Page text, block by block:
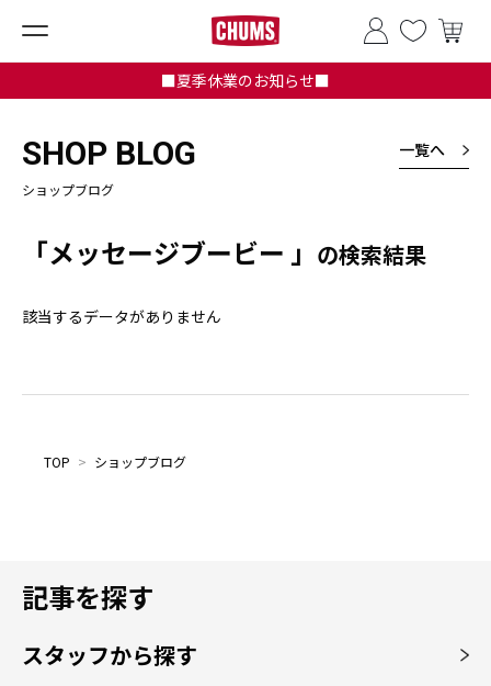
■夏季休業のお知らせ■
SHOP BLOG
ショップブログ
一覧へ
「メッセージブービー 」 の検索結果
該当するデータがありません
TOP > ショップブログ
記事を探す
スタッフから探す